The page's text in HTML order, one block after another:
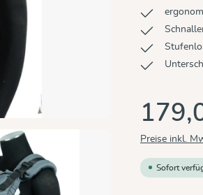
Preise inkl.
Sofort